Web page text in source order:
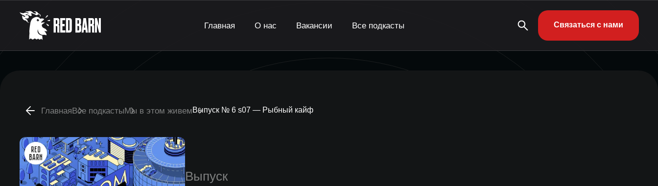
Главная О нас Вакансии Все подкасты Связаться с нами
ГлавнаяВсе подкастыМы в этом живемВыпуск № 6 s07 — Рыбный кайф
Выпуск